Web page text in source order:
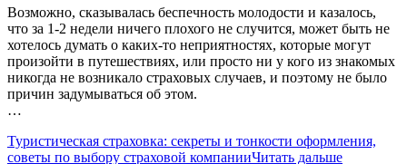
Возможно, сказывалась беспечность молодости и казалось,
что за 1-2 недели ничего плохого не случится, может быть не
хотелось думать о каких-то неприятностях, которые могут
произойти в путешествиях, или просто ни у кого из знакомых
никогда не возникало страховых случаев, и поэтому не было
причин задумываться об этом.
…
Туристическая страховка: секреты и тонкости оформления,
советы по выбору страховой компанииЧитать дальше